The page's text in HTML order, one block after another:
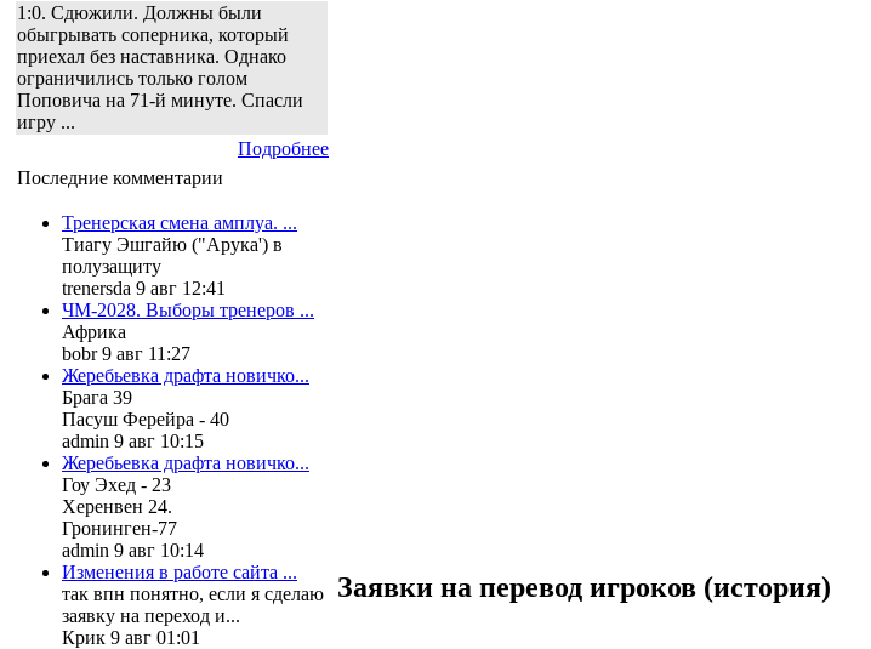
1:0. Сдюжили. Должны были
обыгрывать соперника, который
приехал без наставника. Однако
ограничились только голом
Поповича на 71-й минуте. Спасли
игру ...
Подробнее
Последние комментарии
Тренерская смена амплуа. ...
Тиагу Эшгайю ("Арука') в
полузащиту
trenersda 9 авг 12:41
ЧМ-2028. Выборы тренеров ...
Африка
bobr 9 авг 11:27
Жеребьевка драфта новичко...
Брага 39
Пасуш Ферейра - 40
admin 9 авг 10:15
Жеребьевка драфта новичко...
Гоу Эхед - 23
Херенвен 24.
Гронинген-77
admin 9 авг 10:14
Изменения в работе сайта ...
так впн понятно, если я сделаю
заявку на переход и...
Крик 9 авг 01:01
Заявки на перевод игроков (история)